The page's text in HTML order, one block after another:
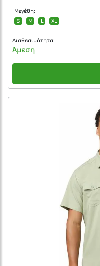
Μεγέθη:
S
M L XL
Διαθεσιμότητα:
Άμεση